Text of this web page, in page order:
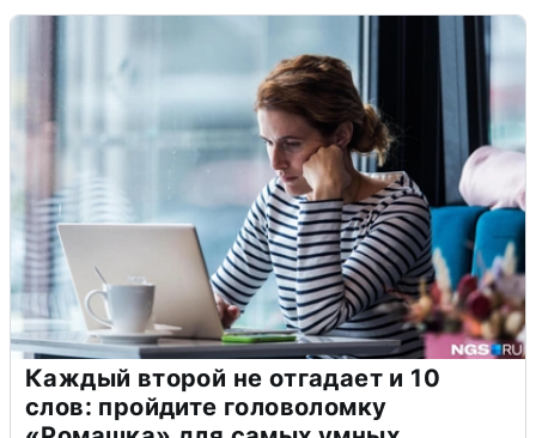
Каждый второй не отгадает и 10
слов: пройдите головоломку